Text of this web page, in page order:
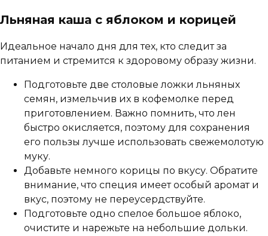
Льняная каша с яблоком и корицей
Идеальное начало дня для тех, кто следит за
питанием и стремится к здоровому образу жизни.
Подготовьте две столовые ложки льняных
семян, измельчив их в кофемолке перед
приготовлением. Важно помнить, что лен
быстро окисляется, поэтому для сохранения
его пользы лучше использовать свежемолотую
муку.
Добавьте немного корицы по вкусу. Обратите
внимание, что специя имеет особый аромат и
вкус, поэтому не переусердствуйте.
Подготовьте одно спелое большое яблоко,
очистите и нарежьте на небольшие дольки.